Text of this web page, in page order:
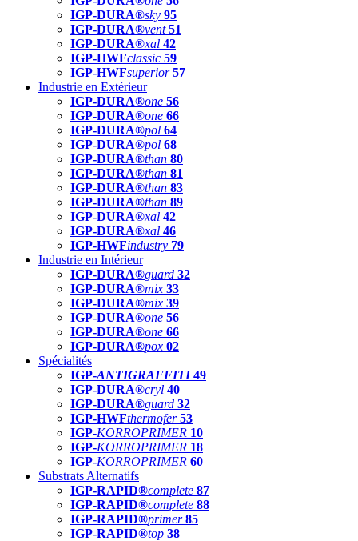
IGP-DURA®sky 95
IGP-DURA®vent 51
IGP-DURA®xal 42
IGP-HWFclassic 59
IGP-HWFsuperior 57
Industrie en Extérieur
IGP-DURA®one 56
IGP-DURA®one 66
IGP-DURA®pol 64
IGP-DURA®pol 68
IGP-DURA®than 80
IGP-DURA®than 81
IGP-DURA®than 83
IGP-DURA®than 89
IGP-DURA®xal 42
IGP-DURA®xal 46
IGP-HWFindustry 79
Industrie en Intérieur
IGP-DURA®guard 32
IGP-DURA®mix 33
IGP-DURA®mix 39
IGP-DURA®one 56
IGP-DURA®one 66
IGP-DURA®pox 02
Spécialités
IGP-ANTIGRAFFITI49
IGP-DURA®cryl 40
IGP-DURA®guard 32
IGP-HWFthermofer 53
IGP-KORROPRIMER 10
IGP-KORROPRIMER 18
IGP-KORROPRIMER 60
Substrats Alternatifs
IGP-RAPID®complete 87
IGP-RAPID®complete 88
IGP-RAPID®primer 85
IGP-RAPID®top 38